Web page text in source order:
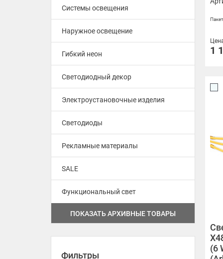
X400 24V 3mm 4.8 W/m
Run 15m
X480 24V 6mm 6 W/m
X528 24V 8mm 6 W/m FreeCut
X400 24V 5mm 7.2 W/m
X320 24V 8mm 8 W/m
X480 24V 8mm 8 W/m
X480 24V 8mm 10 W/m Pro Reel
X420 24V 4mm 10 W/m
X420 24V 4mm 10 W/m Pro Reel
Системы освещения
Наружное освещение
Гибкий неон
Светодиодный декор
Электроустановочные изделия
Светодиоды
Рекламные материалы
SALE
Функциональный свет
ПОКАЗАТЬ АРХИВНЫЕ ТОВАРЫ
Фильтры
1
(6